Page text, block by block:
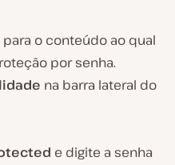
o conteúdo ao qual
por senha.
na barra lateral do
e digite a senha